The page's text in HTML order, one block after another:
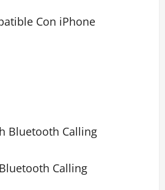
Con iPhone
Calling